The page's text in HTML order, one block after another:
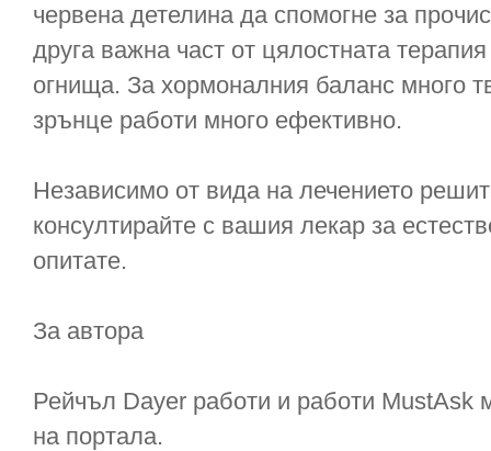
червена детелина да спомогне за
друга важна част от цялостната
огнища. За хормоналния баланс много
зрънце работи много ефективно.
Независимо от вида на лечението
консултирайте с вашия лекар за
опитате.
За автора
Рейчъл Dayer работи и работи MustAsk
на портала.